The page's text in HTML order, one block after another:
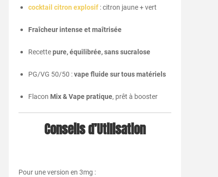
cocktail citron explosif: citron jaune + vert
Fraîcheur intense et maîtrisée
Recettepure, équilibrée, sans sucralose
PG/VG 50/50 :vape fluide sur tous matériels
Flacon Mix & Vape pratique, prêt à booster
Conseils d’Utilisation
Pour une version en 3mg :